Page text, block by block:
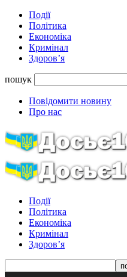
Події
Політика
Економіка
Кримінал
Здоров’я
пошук
Повідомити новину
Про нас
Події
Політика
Економіка
Кримінал
Здоров’я